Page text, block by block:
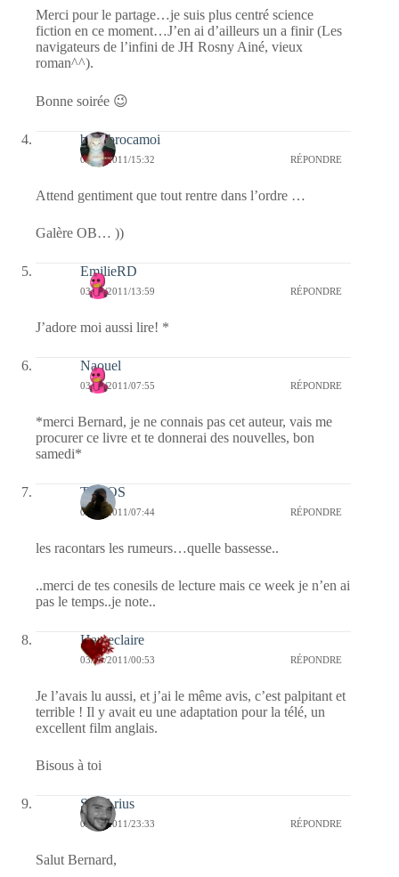
Merci pour le partage…je suis plus centré science
fiction en ce moment…J’en ai d’ailleurs un a finir (Les
navigateurs de l’infini de JH Rosny Ainé, vieux
roman^^).
Bonne soirée 😉
bricabrocamoi
03/09/2011/15:32 RÉPONDRE
Attend gentiment que tout rentre dans l’ordre …
Galère OB… ))
EmilieRD
03/09/2011/13:59 RÉPONDRE
J’adore moi aussi lire! *
Naouel
03/09/2011/07:55 RÉPONDRE
*merci Bernard, je ne connais pas cet auteur, vais me
procurer ce livre et te donnerai des nouvelles, bon
samedi*
TELOS
03/09/2011/07:44 RÉPONDRE
les racontars les rumeurs…quelle bassesse..
..merci de tes conesils de lecture mais ce week je n’en ai
pas le temps..je note..
Hauteclaire
03/09/2011/00:53 RÉPONDRE
Je l’avais lu aussi, et j’ai le même avis, c’est palpitant et
terrible ! Il y avait eu une adaptation pour la télé, un
excellent film anglais.
Bisous à toi
SD-Arius
02/09/2011/23:33 RÉPONDRE
Salut Bernard,